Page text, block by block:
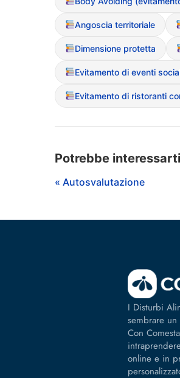
Angoscia territoriale
Dimensione protetta
Potrebbe interessarti
« Autosvalutazione
I Disturbi
sembrare
Con
online e in